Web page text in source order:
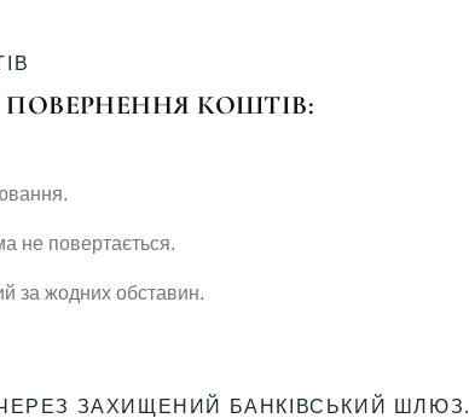
КОШТІВ:
не повертається.
за жодних обставин.
ЗАХИЩЕНИЙ БАНКІВСЬКИЙ ШЛЮЗ.